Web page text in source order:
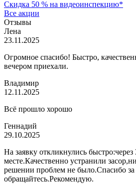
Скидка 50 % на видеоинспекцию*
Все акции
Отзывы
Лена
23.11.2025
Огромное спасибо! Быстро,
вечером приехали.
Владимир
12.11.2025
Всё прошло хорошо
Геннадий
29.10.2025
На заявку откликнулись
месте.Качественно устранили
решении проблем не было.Спасибо за
обращайтесь.Рекомендую.